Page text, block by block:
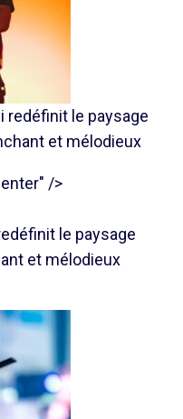
redéfinit le paysage
et mélodieux
/>
le paysage
et mélodieux